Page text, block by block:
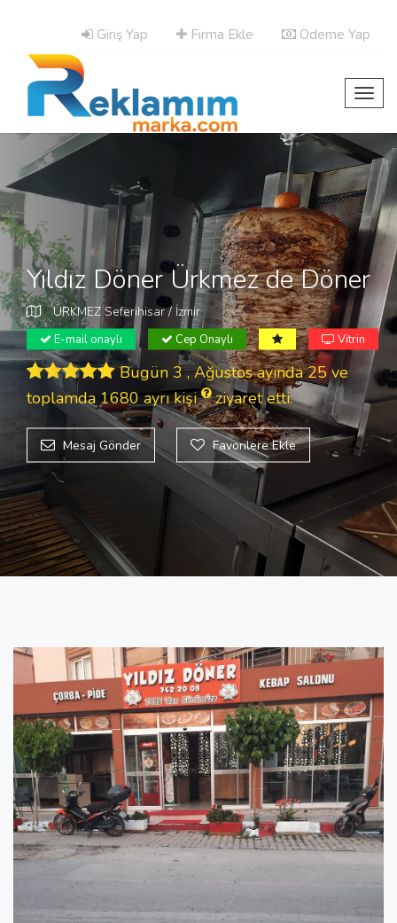
Giriş Yap Firma Ekle Ödeme Yap
Yıldız Döner Ürkmez de Döner
ÜRKMEZ Seferihisar / İzmir
E-mail onaylı Cep Onaylı Vitrin
Bugün 3 , Ağustos ayında 25 ve
toplamda 1680 ayrı kişi ziyaret etti.
Mesaj Gönder Favorilere Ekle